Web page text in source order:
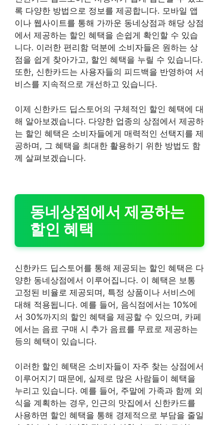
록 다양한 방법으로 정보를 제공합니다. 모바일 앱
이나 웹사이트를 통해 가까운 동네상점과 해당 상점
에서 제공하는 할인 혜택을 손쉽게 확인할 수 있습
니다. 이러한 편리함 덕분에 소비자들은 원하는 상
점을 쉽게 찾아가고, 할인 혜택을 누릴 수 있습니다.
또한, 신한카드는 사용자들의 피드백을 반영하여 서
비스를 지속적으로 개선하고 있습니다.
이제 신한카드 딥스토어의 구체적인 할인 혜택에 대
해 알아보겠습니다. 다양한 업종의 상점에서 제공하
는 할인 혜택은 소비자들에게 매력적인 선택지를 제
공하며, 그 혜택을 최대한 활용하기 위한 방법도 함
께 살펴보겠습니다.
동네상점에서 제공하는
할인 혜택
신한카드 딥스토어를 통해 제공되는 할인 혜택은 다
양한 동네상점에서 이루어집니다. 이 혜택은 보통
고정된 비율로 제공되며, 특정 상품이나 서비스에
대해 적용됩니다. 예를 들어, 음식점에서는 10%에
서 30%까지의 할인 혜택을 제공할 수 있으며, 카페
에서는 음료 구매 시 추가 음료를 무료로 제공하는
등의 혜택이 있습니다.
이러한 할인 혜택은 소비자들이 자주 찾는 상점에서
이루어지기 때문에, 실제로 많은 사람들이 혜택을
누리고 있습니다. 예를 들어, 주말에 가족과 함께 외
식을 계획하는 경우, 인근의 맛집에서 신한카드를
사용하면 할인 혜택을 통해 경제적으로 부담을 줄일